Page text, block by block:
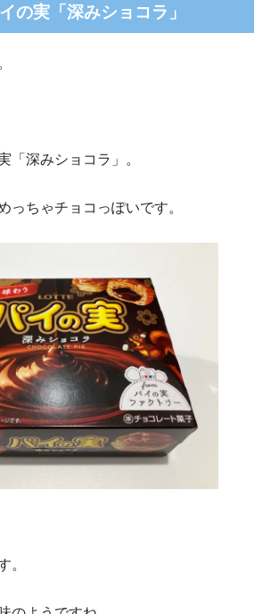
の実「深みショコラ」
「深みショコラ」。
っちゃチョコっぽいです。
。